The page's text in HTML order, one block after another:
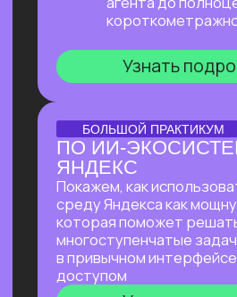
ПОДРАБОТКА НА ИИ
ДЛЯ КАЖДОГО
Разберем, на каких задачах можно
выстроить стабильную подработку
от 30 т.р. с помощью простых ИИ-
✔ Без технического бэкграунда
✔ Без смены профессии и опыта
во фрилансе
✔ Даже если есть всего 2 часа в день
Узнать подробнее